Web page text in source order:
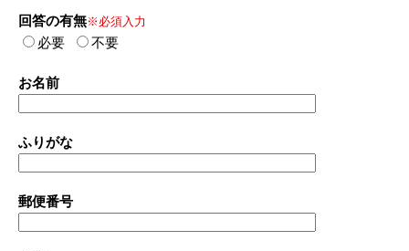
回答の有無※必須入力
必要 不要
お名前
ふりがな
郵便番号